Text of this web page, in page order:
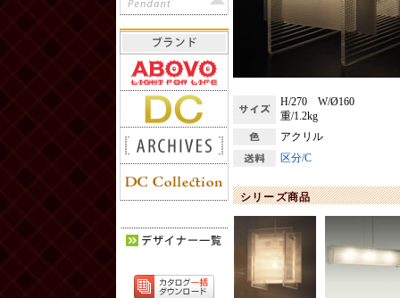
H/270 W/Ø160
重/1.2kg
アクリル
区分/C
シリーズ商品